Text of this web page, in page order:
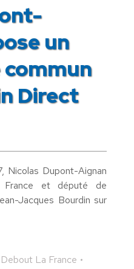
un
Direct
Nicolas Dupont-Aignan
et député de
Jacques Bourdin sur
Debout La France